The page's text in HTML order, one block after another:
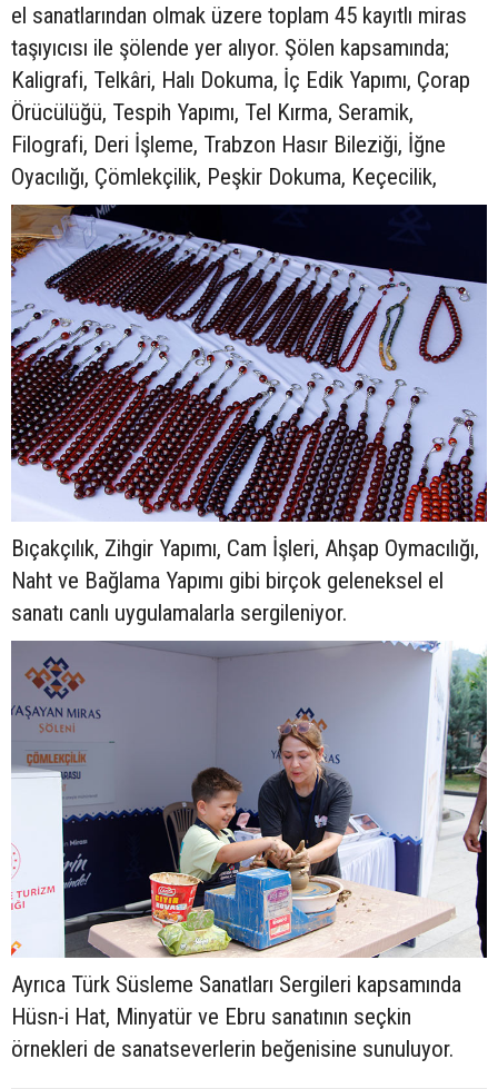
el sanatlarından olmak üzere toplam 45 kayıtlı miras
taşıyıcısı ile şölende yer alıyor. Şölen kapsamında;
Kaligrafi, Telkâri, Halı Dokuma, İç Edik Yapımı, Çorap
Örücülüğü, Tespih Yapımı, Tel Kırma, Seramik,
Filografi, Deri İşleme, Trabzon Hasır Bileziği, İğne
Oyacılığı, Çömlekçilik, Peşkir Dokuma, Keçecilik,
Bıçakçılık, Zihgir Yapımı, Cam İşleri, Ahşap Oymacılığı,
Naht ve Bağlama Yapımı gibi birçok geleneksel el
sanatı canlı uygulamalarla sergileniyor.
Ayrıca Türk Süsleme Sanatları Sergileri kapsamında
Hüsn-i Hat, Minyatür ve Ebru sanatının seçkin
örnekleri de sanatseverlerin beğenisine sunuluyor.